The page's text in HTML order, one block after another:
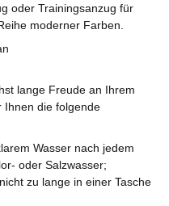
oder Trainingsanzug für
moderner Farben.
lange Freude an Ihrem
Ihnen die folgende
Wasser nach jedem
oder Salzwasser;
zu lange in einer Tasche